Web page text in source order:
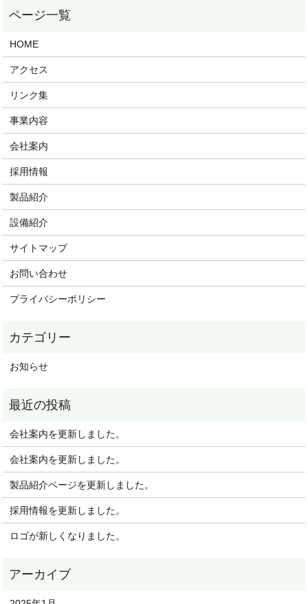
HOME
アクセス
リンク集
事業内容
会社案内
採用情報
製品紹介
設備紹介
サイトマップ
お問い合わせ
プライバシーポリシー
お知らせ
会社案内を更新しました。
会社案内を更新しました。
製品紹介ページを更新しました。
採用情報を更新しました。
ロゴが新しくなりました。